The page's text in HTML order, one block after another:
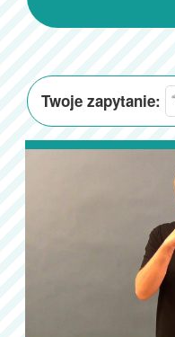
Twoje zapytanie: